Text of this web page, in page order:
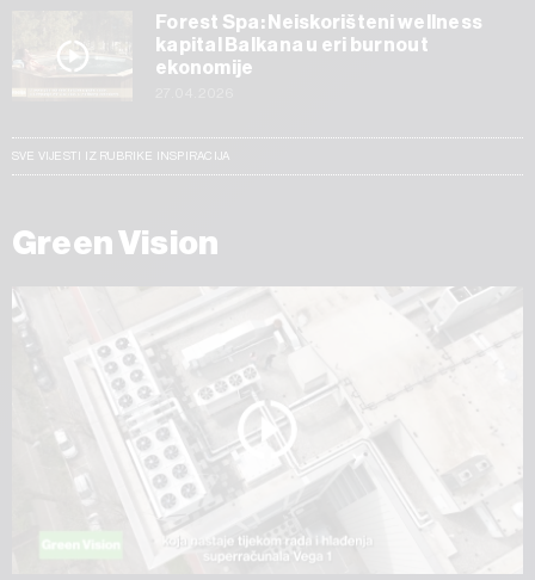
Forest Spa: Neiskorišteni wellness
kapital Balkana u eri burnout
ekonomije
SVE VIJESTI IZ RUBRIKE INSPIRACIJA
Green Vision